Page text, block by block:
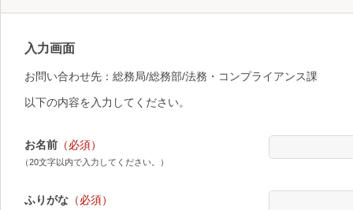
入力画面
お問い合わせ先：総務局/総務部/法務・コンプライアンス課
以下の内容を入力してください。
お名前 （必須）
（20文字以内で入力してください。）
ふりがな （必須）